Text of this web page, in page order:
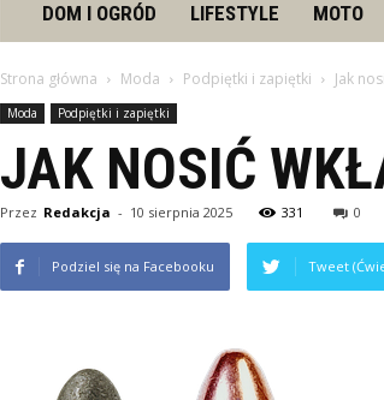
DOM I OGRÓD LIFESTYLE MOTO
Strona główna Moda Podpiętki i zapiętki Jak
Moda Podpiętki i zapiętki
JAK NOSIĆ
Przez Redakcja - 10 sierpnia 2025 331 0
Podziel się na Facebooku Tweet